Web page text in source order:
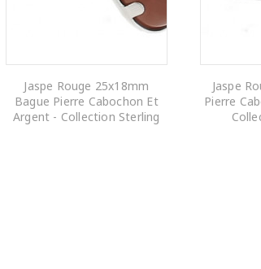
Jaspe Rouge 25x18mm
Bague Pierre Cabochon Et
Argent - Collection Sterling
Jaspe
Pierre